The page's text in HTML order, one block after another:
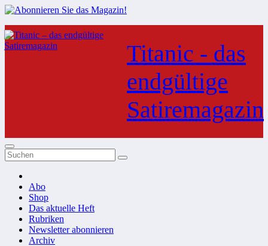
Zum
Inhalt
springen
Titanic - das
endgültige
Satiremagazin
Abo
Shop
Das aktuelle Heft
Rubriken
Newsletter abonnieren
Archiv